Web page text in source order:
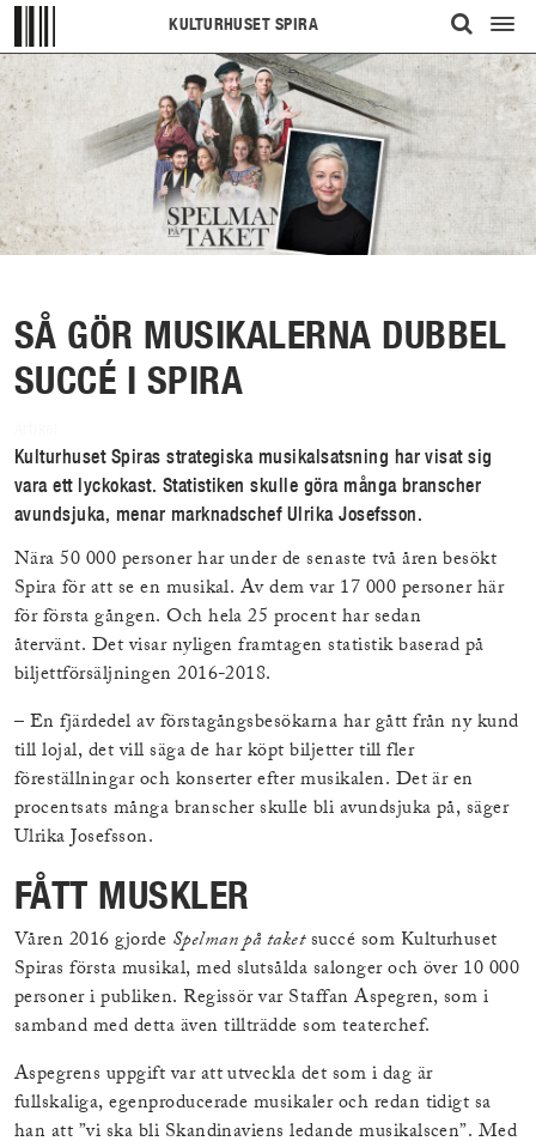
KULTURHUSET SPIRA
ÖPPNA
UPP
Visa/
meny
SÅ GÖR MUSIKALERNA DUBBEL
SUCCÉ I SPIRA
Kulturhuset Spiras strategiska musikalsatsning har visat sig
vara ett lyckokast. Statistiken skulle göra många branscher
avundsjuka, menar marknadschef Ulrika Josefsson.
Nära 50 000 personer har under de senaste två åren besökt
Spira för att se en musikal. Av dem var 17 000 personer här
för första gången. Och hela 25 procent har sedan
återvänt. Det visar nyligen framtagen statistik baserad på
biljettförsäljningen 2016-2018.
– En fjärdedel av förstagångsbesökarna har gått från ny kund
till lojal, det vill säga de har köpt biljetter till fler
föreställningar och konserter efter musikalen. Det är en
procentsats många branscher skulle bli avundsjuka på, säger
Ulrika Josefsson.
FÅTT MUSKLER
Våren 2016 gjorde Spelman på taketsuccé som Kulturhuset
Spiras första musikal, med slutsålda salonger och över 10 000
personer i publiken. Regissör var Staffan Aspegren, som i
samband med detta även tillträdde som teaterchef.
Aspegrens uppgift var att utveckla det som i dag är
fullskaliga, egenproducerade musikaler och redan tidigt sa
han att ”vi ska bli Skandinaviens ledande musikalscen”. Med